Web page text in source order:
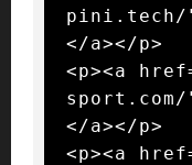
pini.tech/
</a></p>
<p><a
</a></p>
<p><a